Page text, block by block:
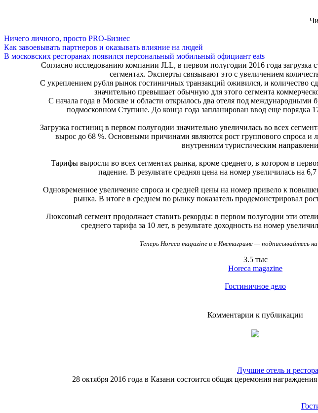
Ничего личного, просто PRO-Бизнес
Как завоевывать партнеров и оказывать влияние на людей
В московских ресторанах появился персональный мобильный официант eats
Согласно исследованию компании JLL, в первом полугодии 2016 года загрузка
сегментах. Эксперты связывают это с увеличением
С укреплением рубля рынок гостиничных транзакций оживился, и количество
значительно превышает обычную для этого сегмента
С начала года в Москве и области открылось два отеля под
подмосковном Ступине. До конца года запланирован ввод еще порядка
Загрузка гостиниц в первом полугодии значительно увеличилась во всех
вырос до 68 %. Основными причинами являются рост группового спроса и
внутренним туристическим
Тарифы выросли во всех сегментах рынка, кроме среднего, в котором в
падение. В результате средняя цена на номер увеличилась на
Одновременное увеличение спроса и средней цены на номер привело к
рынка. В итоге в среднем по рынку показатель продемонстрировал
Люксовый сегмент продолжает ставить рекорды: в первом полугодии эти
среднего тарифа за 10 лет, в результате доходность на номер
Теперь Horeca magazine и в Инстаграме — подписывайтесь на
3.5 тыс
Horeca magazine
Гостиничное дело
Комментарии к публикации
Лучшие отель и
28 октября 2016 года в Казани состоится общая церемония